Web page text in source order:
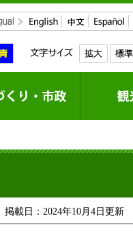
掲載日：2024年10月4日更新